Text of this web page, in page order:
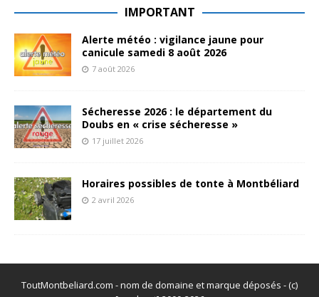
IMPORTANT
Alerte météo : vigilance jaune pour
canicule samedi 8 août 2026
7 août 2026
Sécheresse 2026 : le département du
Doubs en « crise sécheresse »
17 juillet 2026
Horaires possibles de tonte à Montbéliard
2 avril 2026
ToutMontbeliard.com - nom de domaine et marque déposés - (c)